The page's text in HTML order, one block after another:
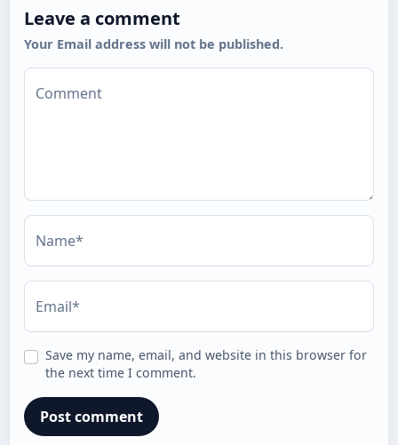
Leave a comment
Your Email address will not be published.
Comment
Name*
Email*
Save my name, email, and website in this browser for
the next time I comment.